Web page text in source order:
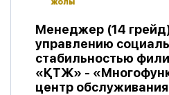
Менеджер (14
управлению
стабильностью
«ҚТЖ» -
центр